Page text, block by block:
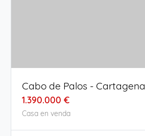
Cabo de Palos - Cartagena
1.390.000 €
Casa en venda